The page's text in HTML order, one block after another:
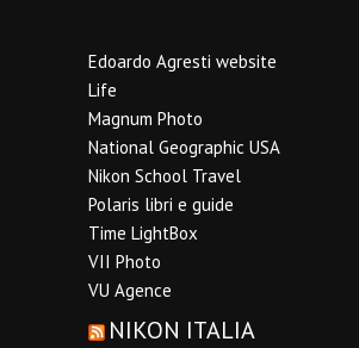
Edoardo Agresti website
Life
Magnum Photo
National Geographic USA
Nikon School Travel
Polaris libri e guide
Time LightBox
VII Photo
VU Agence
NIKON ITALIA